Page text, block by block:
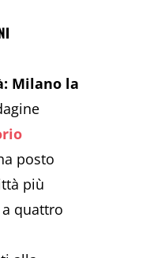
Milano la
posto
più
quattro